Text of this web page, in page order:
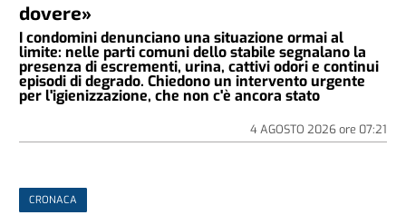
dovere»
I condomini denunciano una situazione ormai al
limite: nelle parti comuni dello stabile segnalano la
presenza di escrementi, urina, cattivi odori e continui
episodi di degrado. Chiedono un intervento urgente
per l'igienizzazione, che non c'è ancora stato
4 AGOSTO 2026ore 07:21
CRONACA